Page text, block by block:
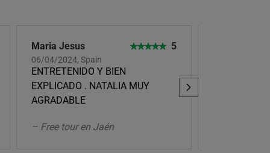
Maria Jesus
06/04/2024, Spain
5
ENTRETENIDO Y BIEN
EXPLICADO . NATALIA MUY
AGRADABLE
– Free tour en Jaén